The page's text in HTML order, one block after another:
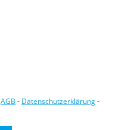
AGB - Datenschutzerklärung-